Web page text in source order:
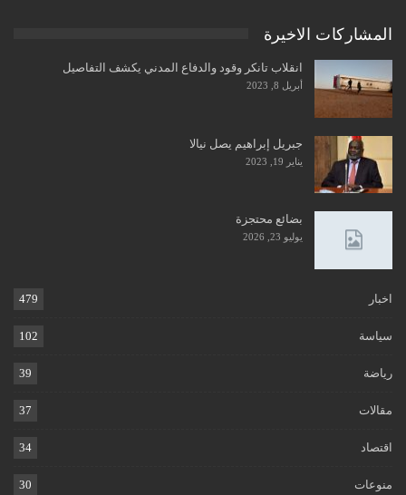
المشاركات الاخيرة
انقلاب تانكر وقود والدفاع المدني يكشف التفاصيل
أبريل 8, 2023
جبريل إبراهيم يصل نيالا
يناير 19, 2023
بضائع محتجزة
يوليو 23, 2026
اخبار 479
سياسة 102
رياضة 39
مقالات 37
اقتصاد 34
منوعات 30